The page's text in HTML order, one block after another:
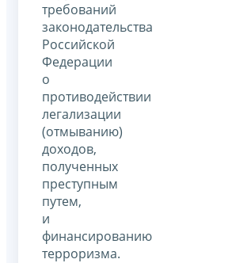
требований
законодательства
Российской
Федерации
о
противодействии
легализации
(отмыванию)
доходов,
полученных
преступным
путем,
и
финансированию
терроризма.